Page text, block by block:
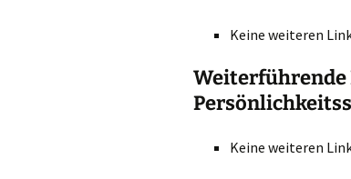
Keine weiteren
Keine weiteren